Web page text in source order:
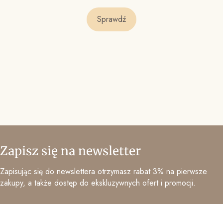
Sprawdź
Zapisz się na newsletter
Zapisując się do newslettera otrzymasz rabat 3% na pierwsze
zakupy, a także dostęp do ekskluzywnych ofert i promocji.